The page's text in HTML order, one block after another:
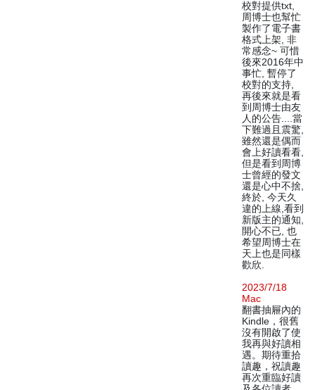
校對提供txt,
周博士也幫忙
製作了電子書
格式上架, 非
常感念~ 可惜
後來2016年中
事忙, 暫停了
校對的支持,
再後來就是看
到周博士由友
人的公告....當
下難過且震驚,
雖然還是偶而
會上好讀看看,
但是看到周博
士曾經的發文
還是心中不捨,
終於, 今天久
違的上線,看到
新版主的通知,
開心不已, 也
希望周博士在
天上也是同樣
歡欣.
2023/7/18
Mac
翻書抽屜內的
Kindle，很舊
沒有開啟了使
我再與好讀相
遇。期待重拾
讀趣，祝讀趣
再次重臨好讀